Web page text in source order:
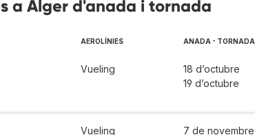
a Alger d'anada i tornada
AEROLÍNIES ANADA - TORNADA
Vueling
18 d’octubre
19 d’octubre
Vueling
7 de novembre